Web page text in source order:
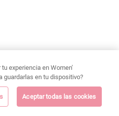
experiencia en Women'
guardarlas en tu dispositivo?
Aceptar todas las cookies